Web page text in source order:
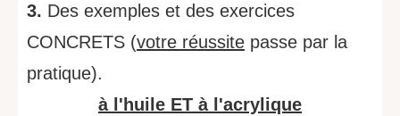
3. Des exemples et des exercices
CONCRETS (votre réussite passe par la
pratique).
à l'huile ET à l'acrylique